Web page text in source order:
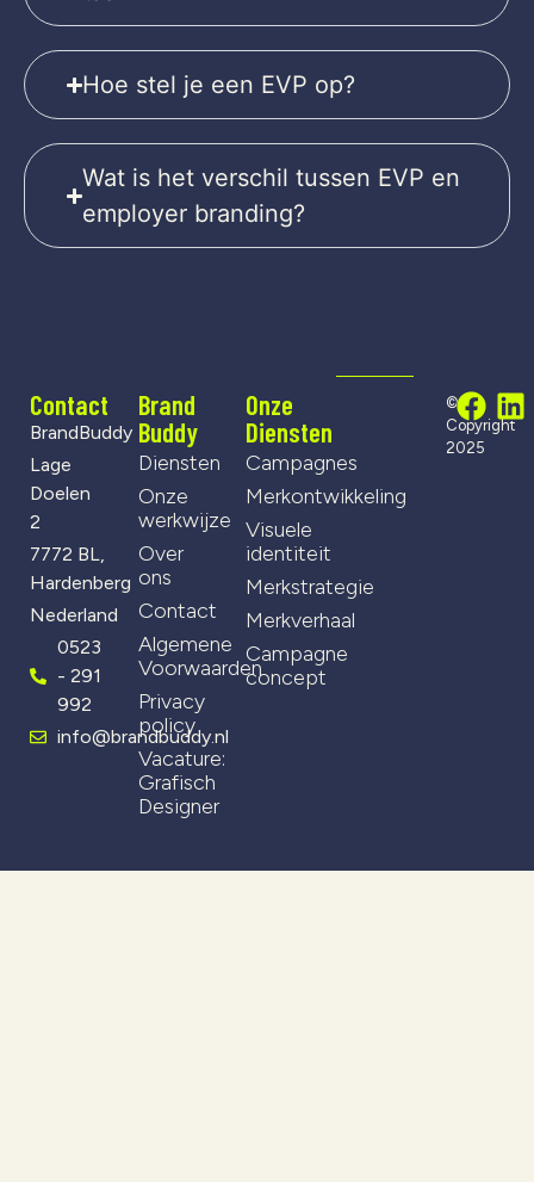
Hoe stel je een EVP op?
Wat is het verschil tussen EVP en
employer branding?
Contact
BrandBuddy
Lage
Doelen
2
7772 BL,
Hardenberg
Nederland
0523
- 291
992
info@brandbuddy.nl
Brand
Buddy
Diensten
Onze
werkwijze
Over
ons
Contact
Algemene
Voorwaarden
Privacy
policy
Vacature:
Grafisch
Designer
Onze
Diensten
Campagnes
Merkontwikkeling
Visuele
identiteit
Merkstrategie
Merkverhaal
Campagne
concept
©
Copyright
2025